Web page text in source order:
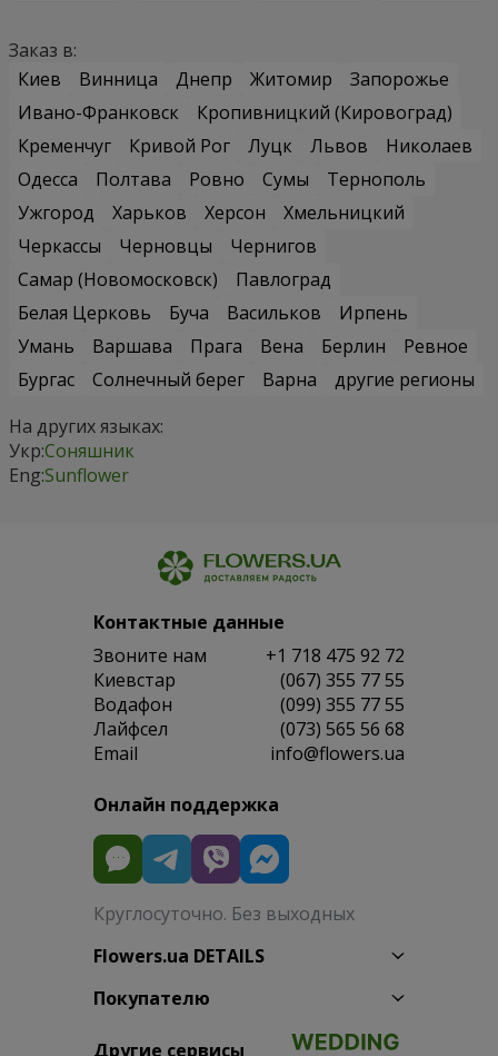
Заказ в:
Киев
Винница Днепр Житомир
Запорожье
Ивано-Франковск
Кропивницкий (Кировоград)
Кременчуг
Кривой Рог Луцк Львов
Николаев
Одесса
Полтава Ровно Сумы
Тернополь
Ужгород
Харьков Херсон
Хмельницкий
Черкассы
Черновцы
Чернигов
Самар (Новомосковск)
Павлоград
Белая Церковь
Буча Васильков
Ирпень
Умань
Варшава Прага Вена Берлин
Ревное
Бургас
Солнечный берег Варна
другие регионы
На других языках:
Укр:Соняшник
Eng:Sunflower
Контактные данные
Звоните нам
+1 718 475 92 72
Киевстар
(067) 355 77 55
Водафон
(099) 355 77 55
Лайфсел
(073) 565 56 68
Email
info@flowers.ua
Онлайн поддержка
Круглосуточно. Без выходных
Flowers.ua DETAILS
Покупателю
Другие сервисы